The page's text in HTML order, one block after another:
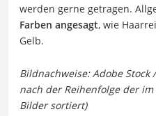
werden gerne getragen.
Farben angesagt, wie
Gelb.